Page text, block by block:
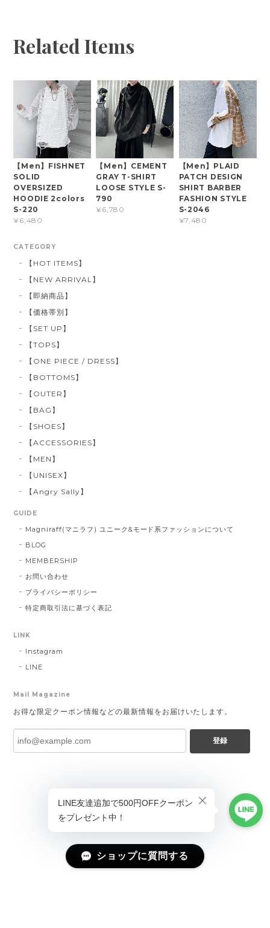
Related Items
【Men】FISHNET
SOLID
OVERSIZED
HOODIE 2colors
S-220
¥6,480
【Men】CEMENT
GRAY T-SHIRT
LOOSE STYLE S-
790
¥6,780
【Men】PLAID
PATCH DESIGN
SHIRT BARBER
FASHION STYLE
S-2046
¥7,480
CATEGORY
【HOT ITEMS】
【NEW ARRIVAL】
【即納商品】
【価格帯別】
【SET UP】
【TOPS】
【ONE PIECE / DRESS】
【BOTTOMS】
【OUTER】
【BAG】
【SHOES】
【ACCESSORIES】
【MEN】
【UNISEX】
【Angry Sally】
GUIDE
Magniraff(マニラフ) ユニーク&モード系ファッションについて
BLOG
MEMBERSHIP
お問い合わせ
プライバシーポリシー
特定商取引法に基づく表記
LINK
Instagram
LINE
Mail Magazine
お得な限定クーポン情報などの最新情報をお届けいたします。
登録
ショップに質問する